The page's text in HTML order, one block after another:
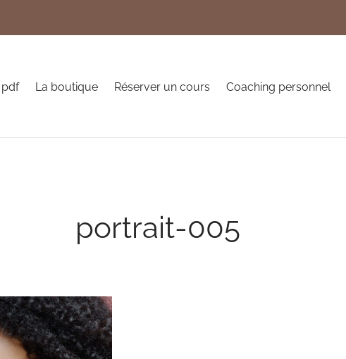
pdf La boutique Réserver un cours Coaching personnel
portrait-005